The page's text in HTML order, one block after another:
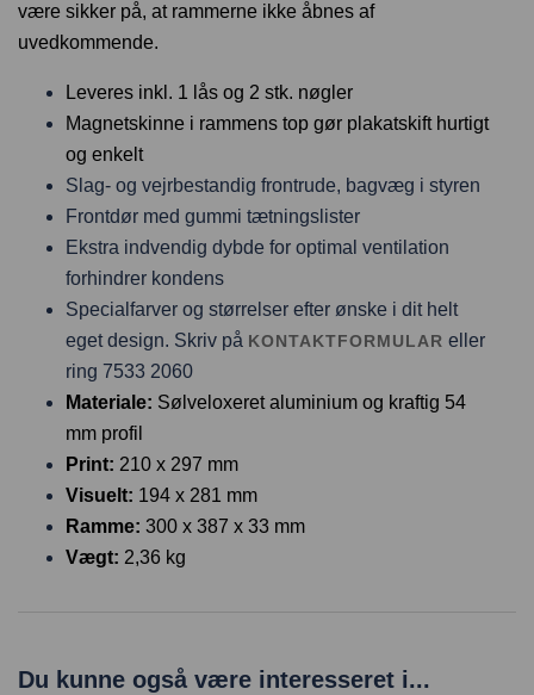
være sikker på, at rammerne ikke åbnes af
uvedkommende.
Leveres inkl. 1 lås og 2 stk. nøgler
Magnetskinne i rammens top gør plakatskift hurtigt
og enkelt
Slag- og vejrbestandig frontrude, bagvæg i styren
Frontdør med gummi tætningslister
Ekstra indvendig dybde for optimal ventilation
forhindrer kondens
Specialfarver og størrelser efter ønske i dit helt
eget design. Skriv på KONTAKTFORMULAR eller
ring 7533 2060
Materiale: Sølveloxeret aluminium og kraftig 54
mm profil
Print: 210 x 297 mm
Visuelt: 194 x 281 mm
Ramme: 300 x 387 x 33 mm
Vægt: 2,36 kg
Du kunne også være interesseret i...